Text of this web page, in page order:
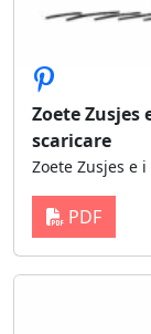
Zoete Zusjes
scaricare
Zoete Zusjes e
PDF